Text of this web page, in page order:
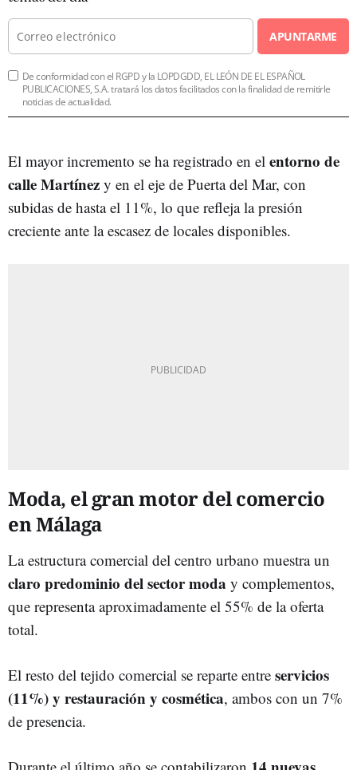
APUNTARME
De conformidad con el RGPD y la LOPDGDD, EL LEÓN DE EL ESPAÑOL
PUBLICACIONES, S.A. tratará los datos facilitados con la finalidad de remitirle
noticias de actualidad.
El mayor incremento se ha registrado en el entorno de
calle Martínez y en el eje de Puerta del Mar, con
subidas de hasta el 11%, lo que refleja la presión
creciente ante la escasez de locales disponibles.
Moda, el gran motor del comercio
en Málaga
La estructura comercial del centro urbano muestra un
claro predominio del sector moda y complementos,
que representa aproximadamente el 55% de la oferta
total.
El resto del tejido comercial se reparte entre servicios
(11%) y restauración y cosmética, ambos con un 7%
de presencia.